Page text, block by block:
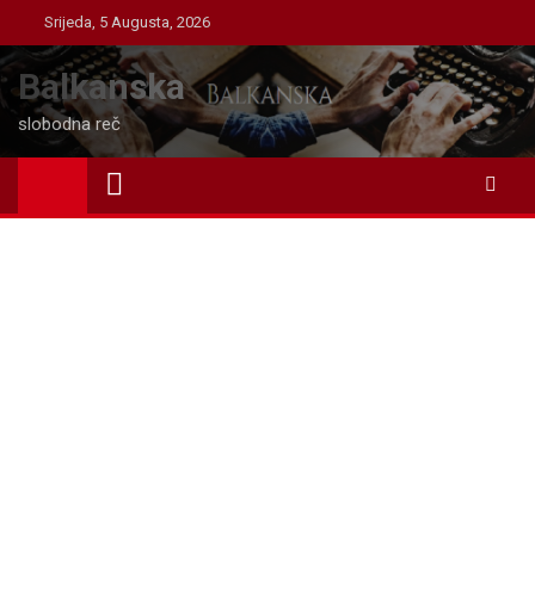
to
content
Srijeda, 5 Augusta, 2026
Balkanska
slobodna reč